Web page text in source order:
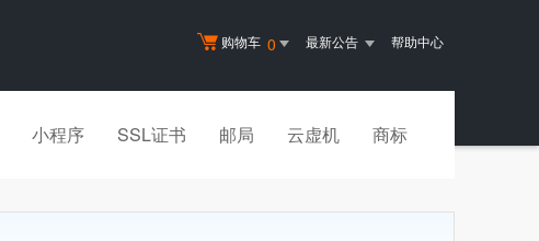
购物车 0 最新公告 帮助中心
小程序 SSL证书 邮局 云虚机 商标